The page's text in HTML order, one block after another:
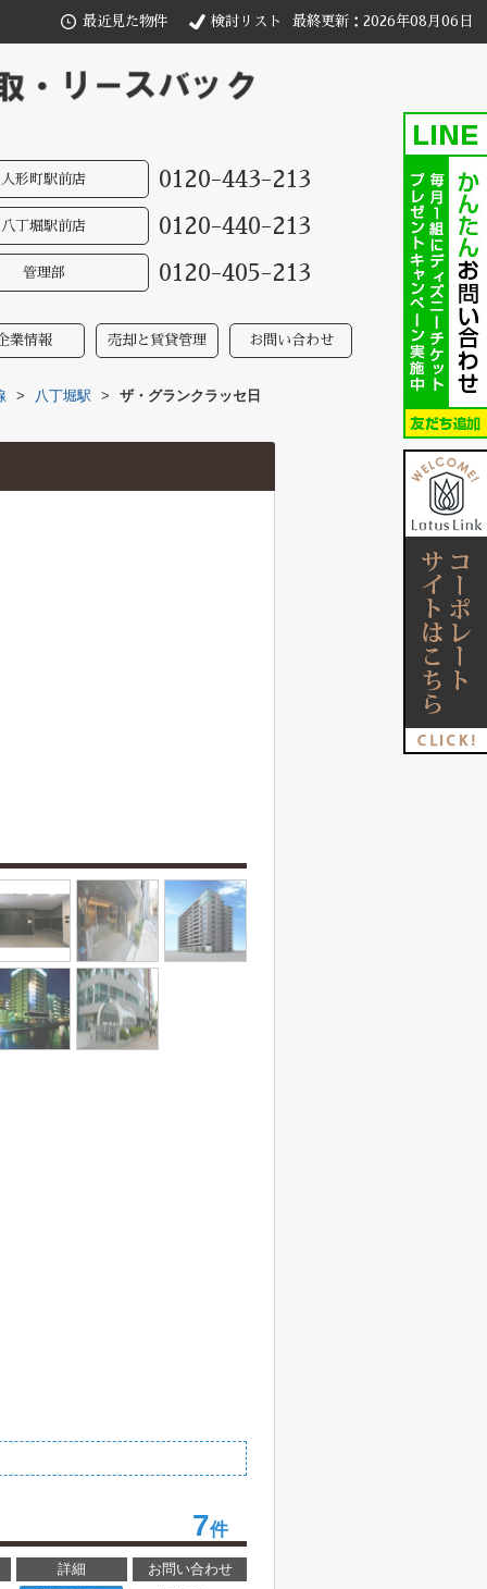
最近見た物件 検討リスト 最終更新：2026年08月06日
人形町駅前店 0120-443-213
八丁堀駅前店 0120-440-213
管理部 0120-405-213
業情報 売却と賃貸管理 お問い合わせ
> 八丁堀駅 >
ザ・グランクラッセ日
7件
詳細
お問い合わせ